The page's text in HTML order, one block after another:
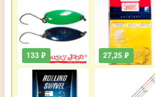
133 ₽ 27,25 ₽